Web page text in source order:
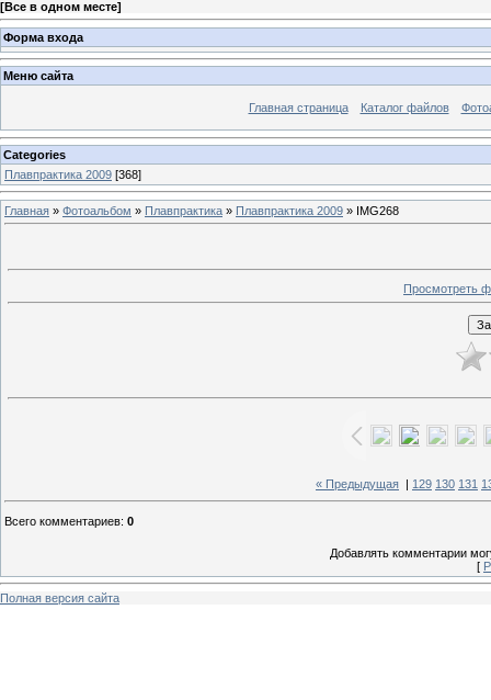
[Все в одном месте]
Форма входа
Меню сайта
Главная страница Каталог файлов
Categories
Плавпрактика 2009 [368]
Главная » Фотоальбом » Плавпрактика » Плавпрактика 2009 » IMG268
Просмотреть
« Предыдущая 129 130 131
Всего комментариев: 0
Добавлять комментарии
[
Полная версия сайта